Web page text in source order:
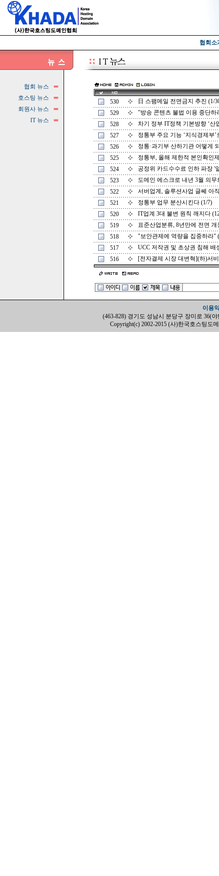
협회소
협회 뉴스
호스팅 뉴스
회원사 뉴스
IT 뉴스
530
日 스팸메일 전면금지 추진 (1/
529
"방송 콘텐츠 불법 이용 중단하
528
차기 정부 IT정책 기본방향 ‘산
527
정통부 주요 기능 ‘지식경제부’
526
정통·과기부 산하기관 어떻게
525
정통부, 올해 제한적 본인확인
524
공정위 카드수수료 인하 파장 '
523
도메인 에스크로 내년 3월 의무
522
서버업계, 솔루션사업 글쎄 아
521
정통부 업무 분산시킨다 (1/7)
520
IT업계 3대 불변 원칙 깨지다
519
표준산업분류, 8년만에 전면 개
518
"보안관제에 역량을 집중하라"
517
UCC 저작권 및 초상권 침해 배
516
[전자결제 시장 대변혁](하)서
이용
(463-828) 경기도 성남시 분당구 장미로 36(
Copyright(c) 2002-2015 (사)한국호스팅도